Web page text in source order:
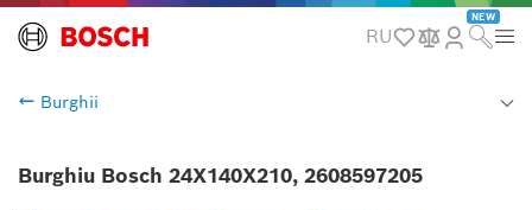
RU
NEW
Burghii
Burghiu Bosch 24X140X210, 2608597205